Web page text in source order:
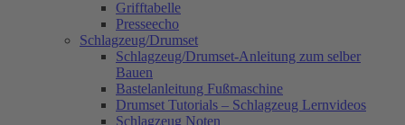
Grifftabelle
Presseecho
Schlagzeug/Drumset
Schlagzeug/Drumset-Anleitung zum selber
Bauen
Bastelanleitung Fußmaschine
Drumset Tutorials – Schlagzeug Lernvideos
Schlagzeug Noten